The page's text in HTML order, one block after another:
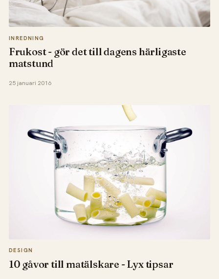
INREDNING
Frukost - gör det till dagens härligaste
matstund
25 januari 2016
DESIGN
10 gåvor till matälskare - Lyx tipsar